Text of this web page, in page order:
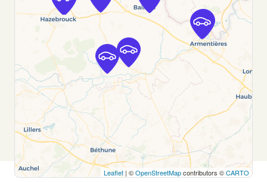
ARMENTIERES, 59280
Voir l'agence
Free2Move Rent - GARAGE BRUNEL SARL -
MERVILLE (C)
12.3
7 RUE LEON BLUM
MERVILLE, 59660
Voir l'agence
Free2Move Rent - SARL GARAGE BEUN - ST- 12.6
Leaflet | ©OpenStreetMapcontributors ©CARTO